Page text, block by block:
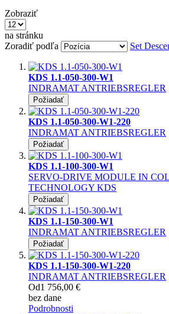
Zobraziť
na stránku
Zoradiť podľa
Set
KDS 1.1-050-300-W1
INDRAMAT ANTRIEBSREGLER
Požiadať
KDS 1.1-050-300-W1-220
INDRAMAT ANTRIEBSREGLER
Požiadať
KDS 1.1-100-300-W1
SERVO-DRIVE MODULE IN
TECHNOLOGY KDS
Požiadať
KDS 1.1-150-300-W1
INDRAMAT ANTRIEBSREGLER
Požiadať
KDS 1.1-150-300-W1-220
INDRAMAT ANTRIEBSREGLER
Od1 756,00 €
bez dane
Podrobnosti